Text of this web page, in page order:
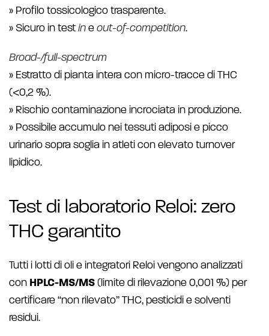
» Profilo tossicologico trasparente.
» Sicuro in test in e out-of-competition.
Broad-/full-spectrum
» Estratto di pianta intera con micro-tracce di THC
(<0,2 %).
» Rischio contaminazione incrociata in produzione.
» Possibile accumulo nei tessuti adiposi e picco
urinario sopra soglia in atleti con elevato turnover
lipidico.
Test di laboratorio Reloi: zero
THC garantito
Tutti i lotti di oli e integratori Reloi vengono analizzati
con HPLC-MS/MS (limite di rilevazione 0,001 %) per
certificare “non rilevato” THC, pesticidi e solventi
residui.